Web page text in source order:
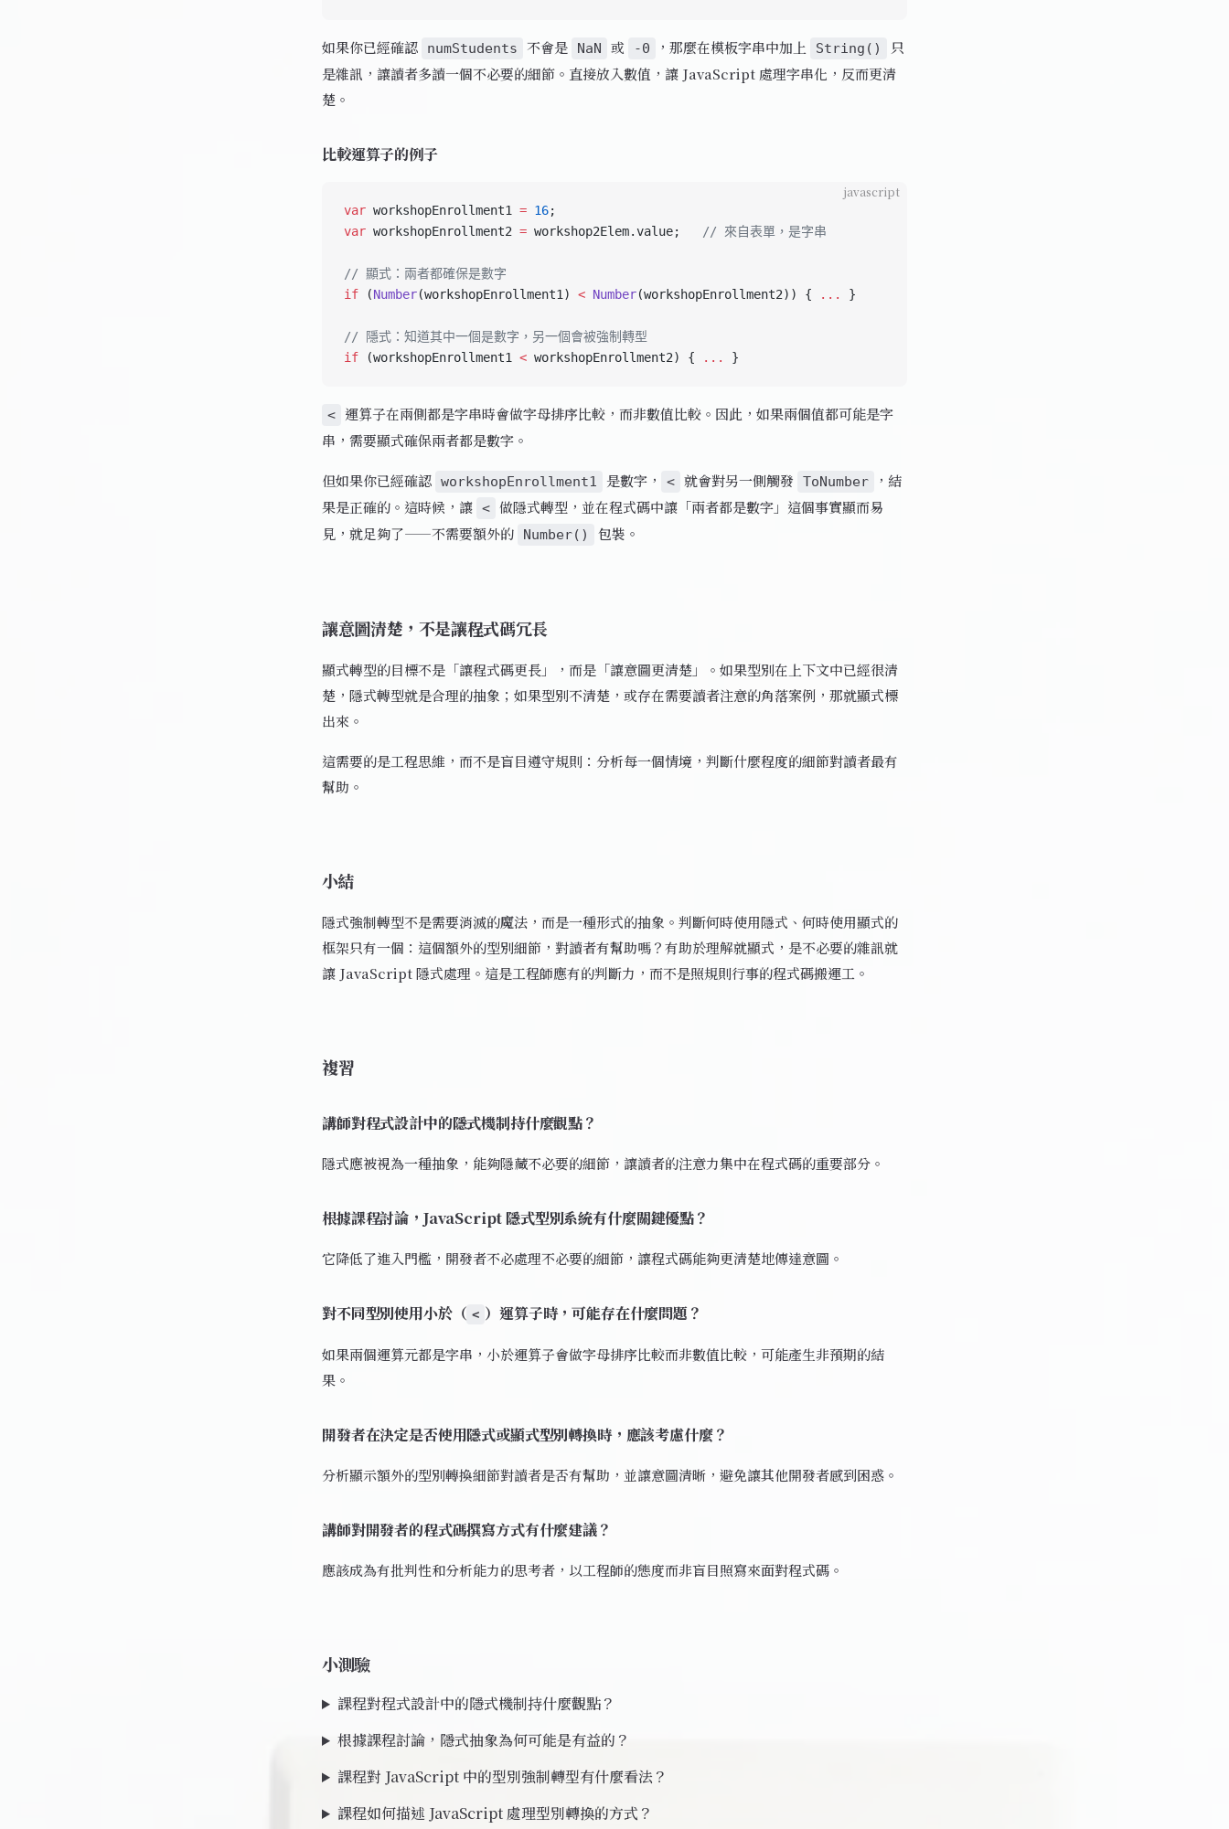
如果你已經確認 numStudents 不會是 NaN 或 -0 ，那麼在模板字串中加上 String()
只
是雜訊，讓讀者多讀一個不必要的細節。直接放入數值，讓 JavaScript 處理字串化，反而更清
楚。
比較運算子的例子
javascript
var workshopEnrollment1 = 16;
var workshopEnrollment2 = workshop2Elem.value; // 來自表單，是字串
// 顯式：兩者都確保是數字
if (Number(workshopEnrollment1) < Number(workshopEnrollment2)) { ... }
// 隱式：知道其中一個是數字，另一個會被強制轉型
if (workshopEnrollment1 < workshopEnrollment2) { ... }
< 運算子在兩側都是字串時會做字母排序比較，而非數值比較。因此，如果兩個值都可能是字
串，需要顯式確保兩者都是數字。
但如果你已經確認 workshopEnrollment1 是數字， < 就會對另一側觸發 ToNumber
，結
果是正確的。這時候，讓 < 做隱式轉型，並在程式碼中讓「兩者都是數字」這個事實顯而易
見，就足夠了——不需要額外的
Number() 包裝。
讓意圖清楚，不是讓程式碼冗長
顯式轉型的目標不是「讓程式碼更長」，而是「讓意圖更清楚」。如果型別在上下文中已經很清
楚，隱式轉型就是合理的抽象；如果型別不清楚，或存在需要讀者注意的角落案例，那就顯式標
出來。
這需要的是工程思維，而不是盲目遵守規則：分析每一個情境，判斷什麼程度的細節對讀者最有
幫助。
小結
隱式強制轉型不是需要消滅的魔法，而是一種形式的抽象。判斷何時使用隱式、何時使用顯式的
框架只有一個：這個額外的型別細節，對讀者有幫助嗎？有助於理解就顯式，是不必要的雜訊就
讓 JavaScript 隱式處理。這是工程師應有的判斷力，而不是照規則行事的程式碼搬運工。
複習
講師對程式設計中的隱式機制持什麼觀點？
隱式應被視為一種抽象，能夠隱藏不必要的細節，讓讀者的注意力集中在程式碼的重要部分。
根據課程討論，JavaScript 隱式型別系統有什麼關鍵優點？
它降低了進入門檻，開發者不必處理不必要的細節，讓程式碼能夠更清楚地傳達意圖。
對不同型別使用小於（ < ）運算子時，可能存在什麼問題？
如果兩個運算元都是字串，小於運算子會做字母排序比較而非數值比較，可能產生非預期的結
果。
開發者在決定是否使用隱式或顯式型別轉換時，應該考慮什麼？
分析顯示額外的型別轉換細節對讀者是否有幫助，並讓意圖清晰，避免讓其他開發者感到困惑。
講師對開發者的程式碼撰寫方式有什麼建議？
應該成為有批判性和分析能力的思考者，以工程師的態度而非盲目照寫來面對程式碼。
小測驗
課程對程式設計中的隱式機制持什麼觀點？
根據課程討論，隱式抽象為何可能是有益的？
課程對 JavaScript 中的型別強制轉型有什麼看法？
課程如何描述 JavaScript 處理型別轉換的方式？